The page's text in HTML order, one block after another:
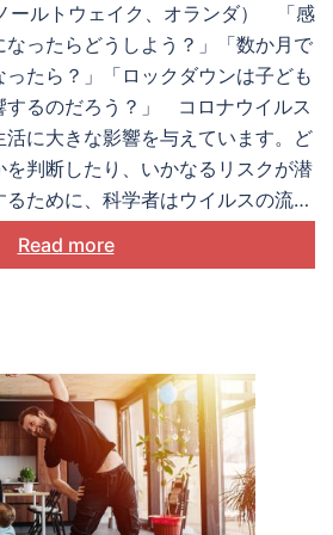
ールトウェイク、オランダ） 「感
ったらどうしよう？」「数か月で
たら？」「ロックダウンは子ども
するのだろう？」 コロナウイルス
に大きな影響を与えています。ど
判断したり、いかなるリスクが潜
ために、科学者はウイルスの流行
クをある程度制御するのに役立ちま
ったり、批判されたりするリスクを
す。しかしながら、リスクの推定方
、中には強い不安に襲われてしまう
Read more